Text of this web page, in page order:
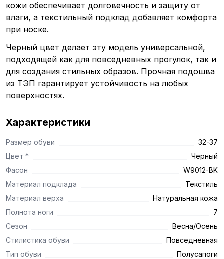
кожи обеспечивает долговечность и защиту от
влаги, а текстильный подклад добавляет комфорта
при носке.
Черный цвет делает эту модель универсальной,
подходящей как для повседневных прогулок, так и
для создания стильных образов. Прочная подошва
из ТЭП гарантирует устойчивость на любых
поверхностях.
Характеристики
Размер обуви
32-37
Цвет *
Черный
Фасон
W9012-BK
Материал подклада
Текстиль
Материал верха
Натуральная кожа
Полнота ноги
7
Сезон
Весна/Осень
Стилистика обуви
Повседневная
Тип обуви
Полусапоги